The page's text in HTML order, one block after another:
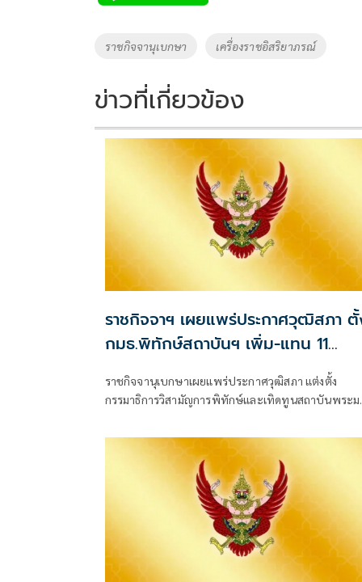
b
o
k
er y
k
Tags
ราชกิจจานุเบกษา เครื่องราชอิสริยาภรณ์
ข่าวที่เกี่ยวข้อง
ราชกิจจาฯ เผยแพร่ประกาศวุฒิสภา
กมธ.พิทักษ์สถาบันฯ เพิ่ม-แทน 11
ราชกิจจานุเบกษาเผยแพร่ประกาศวุฒิสภา แต่งตั้ง
กรรมาธิการวิสามัญการพิทักษ์และเทิดทูนสถาบันพระม